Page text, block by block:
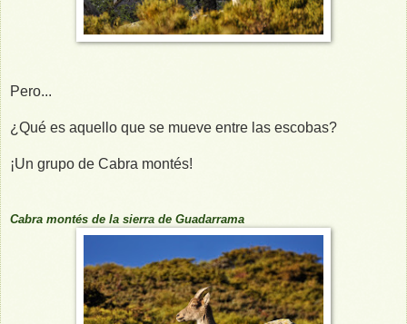
Pero...
¿Qué es aquello que se mueve entre las escobas?
¡Un grupo de Cabra montés!
Cabra montés de la sierra de Guadarrama